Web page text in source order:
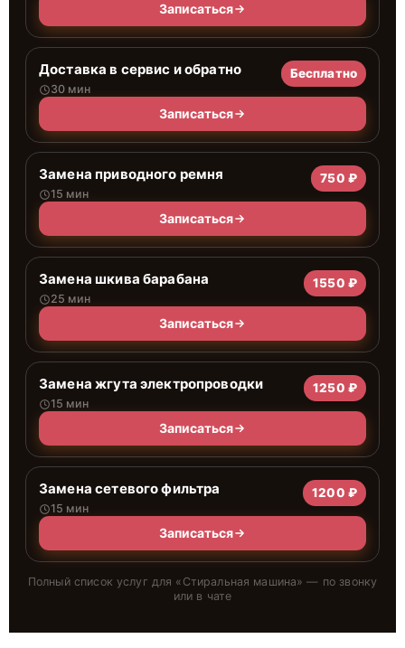
Записаться
Доставка в сервис и обратно
30 мин
Бесплатно
Записаться
Замена приводного ремня
15 мин
750 ₽
Записаться
Замена шкива барабана
25 мин
1550 ₽
Записаться
Замена жгута электропроводки
15 мин
1250 ₽
Записаться
Замена сетевого фильтра
15 мин
1200 ₽
Записаться
Полный список услуг для « Стиральная машина» — по звонку
или в чате